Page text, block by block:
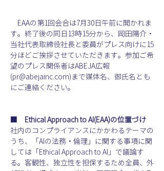
EAAの第1回会合は7月30日午前に開かれま
す。終了後の同日13時15分から、岡田陽介・
当社代表取締役社長と委員がプレス向けに15
分ほどご挨拶させていただきます。参加ご希
望のプレス関係者はABEJA広報
(pr@abejainc.com)まで媒体名、御氏名とも
にご連絡ください。
■　Ethical Approach to AI(EAA)の位置づけ
社内のコンプライアンスにかかわるテーマの
うち、「AIの法務・倫理」に関する事項に関
しては「Ethical Approach to AI」で議論す
る。客観性、独立性を担保するため全員、外